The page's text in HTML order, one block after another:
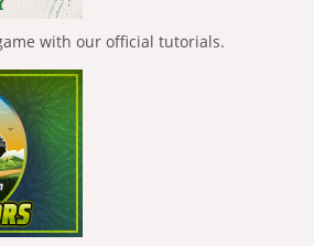
with our official tutorials.